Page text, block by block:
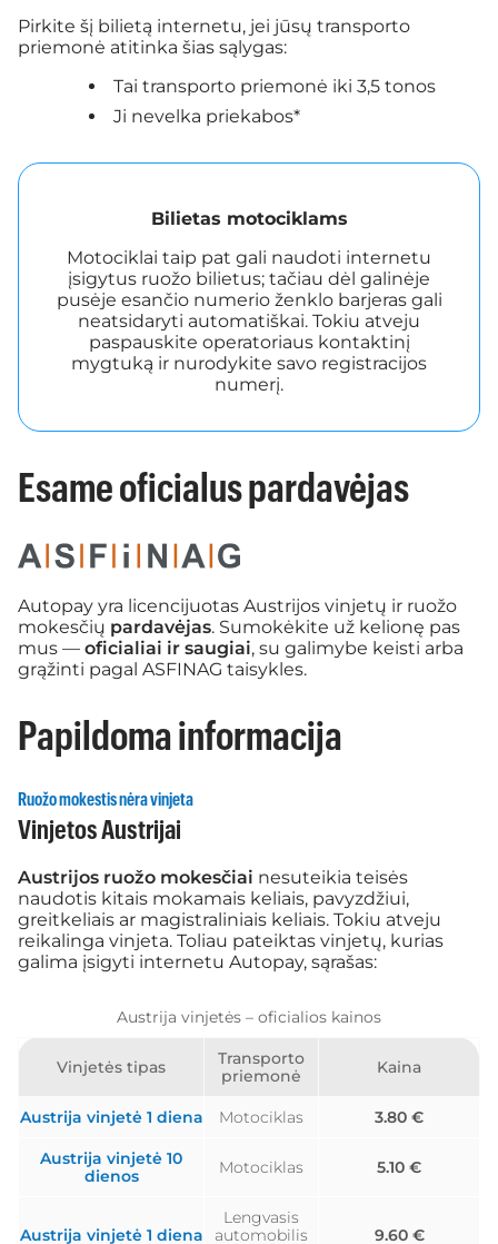
Pirkite šį bilietą internetu, jei jūsų transporto
priemonė atitinka šias sąlygas:
Tai transporto priemonė iki 3,5 tonos
Ji nevelka priekabos*
Bilietas motociklams
Motociklai taip pat gali naudoti internetu
įsigytus ruožo bilietus; tačiau dėl galinėje
pusėje esančio numerio ženklo barjeras gali
neatsidaryti automatiškai. Tokiu atveju
paspauskite operatoriaus kontaktinį
mygtuką ir nurodykite savo registracijos
numerį.
Esame oficialus pardavėjas
Autopay yra licencijuotas Austrijos vinjetų ir ruožo
mokesčių pardavėjas. Sumokėkite už kelionę pas
mus — oficialiai ir saugiai, su galimybe keisti arba
grąžinti pagal ASFINAG taisykles.
Papildoma informacija
Ruožo mokestis nėra vinjeta
Vinjetos Austrijai
Austrijos ruožo mokesčiai nesuteikia teisės
naudotis kitais mokamais keliais, pavyzdžiui,
greitkeliais ar magistraliniais keliais. Tokiu atveju
reikalinga vinjeta. Toliau pateiktas vinjetų, kurias
galima įsigyti internetu Autopay, sąrašas:
Austrija vinjetės – oficialios kainos
Vinjetės tipas
Transporto
priemonė
Kaina
Austrija vinjetė 1 diena Motociklas 3.80 €
Austrija vinjetė 10
dienos
Motociklas 5.10 €
Austrija vinjetė 1 diena
Lengvasis
automobilis
9.60 €